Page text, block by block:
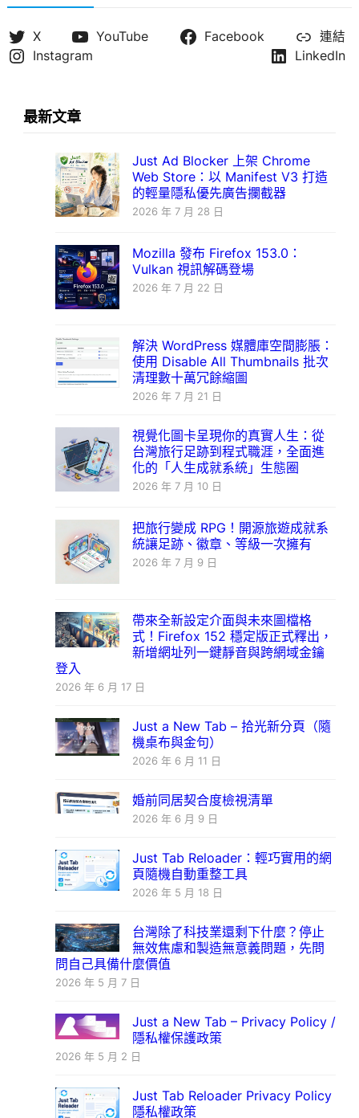
X YouTube Facebook
連結
Instagram
LinkedIn
最新文章
Just Ad Blocker 上架 Chrome
Web Store：以 Manifest V3 打造
的輕量隱私優先廣告攔截器
2026 年 7 月 28 日
Mozilla 發布 Firefox 153.0：
Vulkan 視訊解碼登場
2026 年 7 月 22 日
解決 WordPress 媒體庫空間膨脹：
使用 Disable All Thumbnails 批次
清理數十萬冗餘縮圖
2026 年 7 月 21 日
視覺化圖卡呈現你的真實人生：從
台灣旅行足跡到程式職涯，全面進
化的「人生成就系統」生態圈
2026 年 7 月 10 日
把旅行變成 RPG！開源旅遊成就系
統讓足跡、徽章、等級一次擁有
2026 年 7 月 9 日
帶來全新設定介面與未來圖檔格
式！Firefox 152 穩定版正式釋出，
新增網址列一鍵靜音與跨網域金鑰
登入
2026 年 6 月 17 日
Just a New Tab – 拾光新分頁（隨
機桌布與金句）
2026 年 6 月 11 日
婚前同居契合度檢視清單
2026 年 6 月 9 日
Just Tab Reloader：輕巧實用的網
頁隨機自動重整工具
2026 年 5 月 18 日
台灣除了科技業還剩下什麼？停止
無效焦慮和製造無意義問題，先問
問自己具備什麼價值
2026 年 5 月 7 日
Just a New Tab – Privacy Policy /
隱私權保護政策
2026 年 5 月 2 日
Just Tab Reloader Privacy Policy
隱私權政策